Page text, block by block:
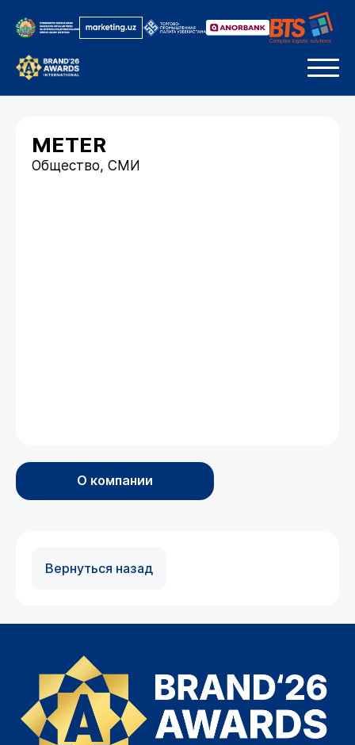
METER
Общество, СМИ
О компании
Вернуться назад